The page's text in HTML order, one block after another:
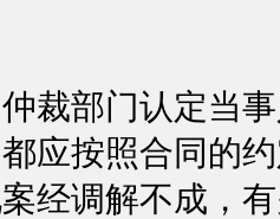
部门认定当事
应按照合同的
经调解不成，